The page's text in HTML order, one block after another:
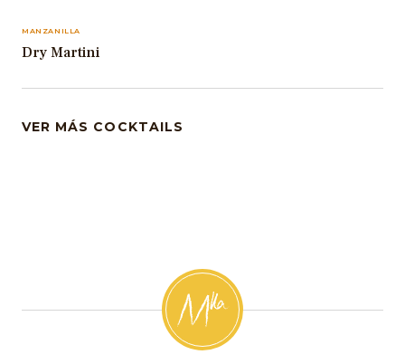
MANZANILLA
Dry Martini
VER MÁS COCKTAILS